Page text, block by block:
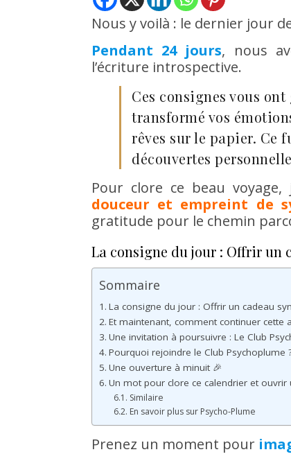
Nous y voilà : le dernier jour
Pendant 24 jours, nous
l’écriture introspective.
Ces consignes vous
transformé vos
rêves sur le papier. Ce
découvertes
Pour clore ce beau
douceur et empreint de
gratitude pour le chemin
La consigne du jour : Offrir un
Sommaire
La consigne du jour : Offrir un cadeau
Et maintenant, comment continuer cette
Une invitation à poursuivre : Le Club
Pourquoi rejoindre le Club Psychoplume
Une ouverture à minuit 🎉
Un mot pour clore ce calendrier et ouvrir
Similaire
En savoir plus sur Psycho-Plume
Prenez un moment pour